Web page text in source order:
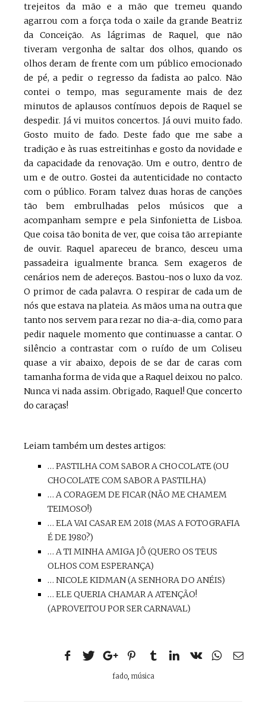
trejeitos da mão e a mão que tremeu quando
agarrou com a força toda o xaile da grande Beatriz
da Conceição. As lágrimas de Raquel, que não
tiveram vergonha de saltar dos olhos, quando os
olhos deram de frente com um público emocionado
de pé, a pedir o regresso da fadista ao palco. Não
contei o tempo, mas seguramente mais de dez
minutos de aplausos contínuos depois de Raquel se
despedir. Já vi muitos concertos. Já ouvi muito fado.
Gosto muito de fado. Deste fado que me sabe a
tradição e às ruas estreitinhas e gosto da novidade e
da capacidade da renovação. Um e outro, dentro de
um e de outro. Gostei da autenticidade no contacto
com o público. Foram talvez duas horas de canções
tão bem embrulhadas pelos músicos que a
acompanham sempre e pela Sinfonietta de Lisboa.
Que coisa tão bonita de ver, que coisa tão arrepiante
de ouvir. Raquel apareceu de branco, desceu uma
passadeira igualmente branca. Sem exageros de
cenários nem de adereços. Bastou-nos o luxo da voz.
O primor de cada palavra. O respirar de cada um de
nós que estava na plateia. As mãos uma na outra que
tanto nos servem para rezar no dia-a-dia, como para
pedir naquele momento que continuasse a cantar. O
silêncio a contrastar com o ruído de um Coliseu
quase a vir abaixo, depois de se dar de caras com
tamanha forma de vida que a Raquel deixou no palco.
Nunca vi nada assim. Obrigado, Raquel! Que concerto
do caraças!
Leiam também um destes artigos:
… PASTILHA COM SABOR A CHOCOLATE (OU
CHOCOLATE COM SABOR A PASTILHA)
… A CORAGEM DE FICAR (NÃO ME CHAMEM
TEIMOSO!)
… ELA VAI CASAR EM 2018 (MAS A FOTOGRAFIA
É DE 1980?)
… A TI MINHA AMIGA JÔ (QUERO OS TEUS
OLHOS COM ESPERANÇA)
… NICOLE KIDMAN (A SENHORA DO ANÉIS)
… ELE QUERIA CHAMAR A ATENÇÃO!
(APROVEITOU POR SER CARNAVAL)
fado, música